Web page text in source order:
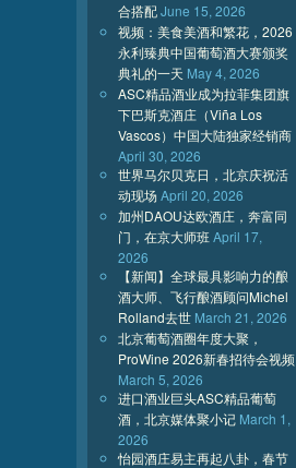
合搭配June 15, 2026
视频：美食美酒和繁花，2026
永利臻典中国葡萄酒大赛颁奖
典礼的一天 May 4, 2026
ASC精品酒业成为拉菲集团旗
下巴斯克酒庄（Viña Los
Vascos）中国大陆独家经销商
April 30, 2026
世界马尔贝克日，北京庆祝活
动现场April 20, 2026
加州DAOU达欧酒庄，奔富同
门，在京大师班 April 17,
2026
【新闻】全球最具影响力的酿
酒大师、飞行酿酒顾问Michel
Rolland去世 March 21, 2026
北京葡萄酒圈年度大聚，
ProWine 2026新春招待会视频
March 5, 2026
进口酒业巨头ASC精品葡萄
酒，北京媒体聚小记 March 1,
2026
怡园酒庄易主再起八卦，春节